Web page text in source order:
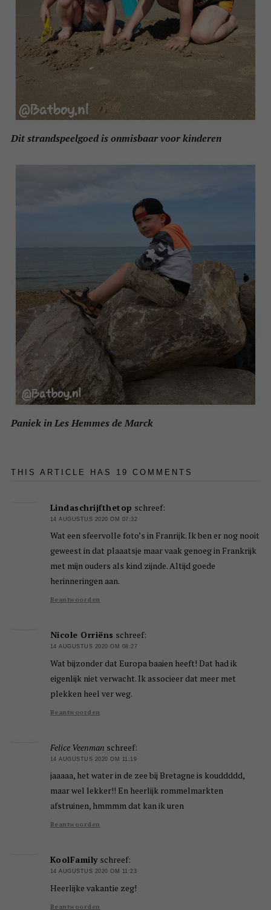
Dit strandspeelgoed is onmisbaar voor kinderen
Paniek in Les Hemmes de Marck
THIS ARTICLE HAS 19 COMMENTS
Lindaschrijfthetop schreef:
14 AUGUSTUS 2020 OM 07:32
Wat een sfeervolle foto’s in Franrijk. Ik ben er nog nooit
geweest in dat plaaatsje maar vaak genoeg in Frankrijk
met mijn ouders als kind zijnde. Altijd goede
herinneringen aan.
Beantwoorden
Nicole Orriëns schreef:
14 AUGUSTUS 2020 OM 08:27
Wat bijzonder dat Europa baaien heeft! Dat had ik
eigenlijk niet verwacht. Ik associeer dat meer met
plekken heel ver weg.
Beantwoorden
Felice Veenman schreef:
14 AUGUSTUS 2020 OM 11:19
jaaaaa, het water in de zee bij Bretagne is kouddddd,
maar wel lekker!! En heerlijk rommelmarkten
afstruinen, hmmmm dat kan ik uren
Beantwoorden
KoolFamily schreef:
14 AUGUSTUS 2020 OM 11:23
Heerlijke vakantie zeg!
Beantwoorden